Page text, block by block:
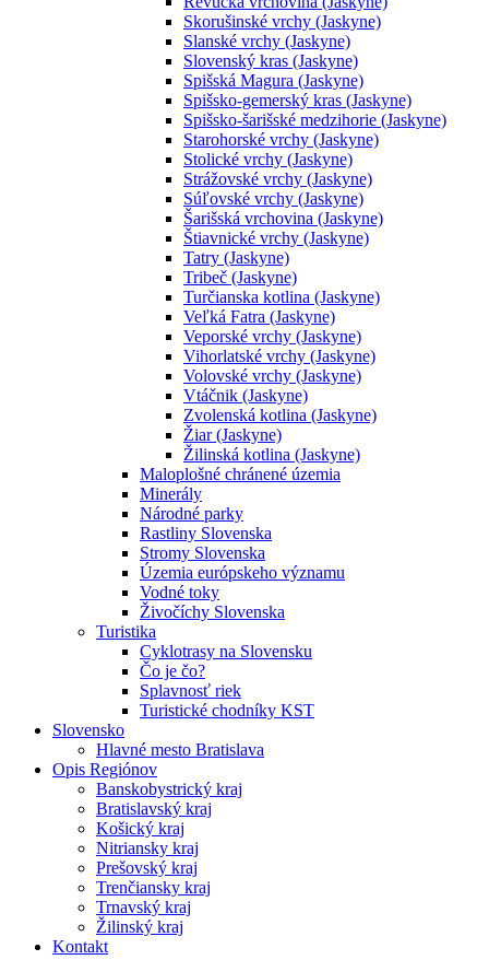
Skorušinské vrchy (Jaskyne)
Slanské vrchy (Jaskyne)
Slovenský kras (Jaskyne)
Spišská Magura (Jaskyne)
Spišsko-gemerský kras (Jaskyne)
Spišsko-šarišské medzihorie (Jaskyne)
Starohorské vrchy (Jaskyne)
Stolické vrchy (Jaskyne)
Strážovské vrchy (Jaskyne)
Súľovské vrchy (Jaskyne)
Šarišská vrchovina (Jaskyne)
Štiavnické vrchy (Jaskyne)
Tatry (Jaskyne)
Tribeč (Jaskyne)
Turčianska kotlina (Jaskyne)
Veľká Fatra (Jaskyne)
Veporské vrchy (Jaskyne)
Vihorlatské vrchy (Jaskyne)
Volovské vrchy (Jaskyne)
Vtáčnik (Jaskyne)
Zvolenská kotlina (Jaskyne)
Žiar (Jaskyne)
Žilinská kotlina (Jaskyne)
Maloplošné chránené územia
Minerály
Národné parky
Rastliny Slovenska
Stromy Slovenska
Územia európskeho významu
Vodné toky
Živočíchy Slovenska
Turistika
Cyklotrasy na Slovensku
Čo je čo?
Splavnosť riek
Turistické chodníky KST
Slovensko
Hlavné mesto Bratislava
Opis Regiónov
Banskobystrický kraj
Bratislavský kraj
Košický kraj
Nitriansky kraj
Prešovský kraj
Trenčiansky kraj
Trnavský kraj
Žilinský kraj
Kontakt